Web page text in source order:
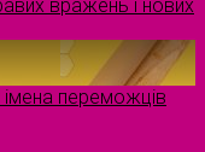
вражень і нових
переможців